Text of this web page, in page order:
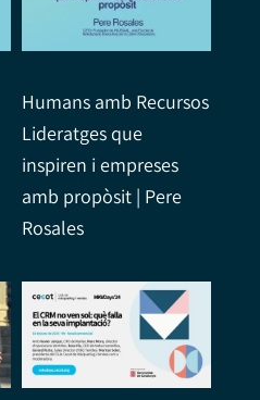
Humans amb Recursos
Lideratges que
inspiren i empreses
amb propòsit | Pere
Rosales